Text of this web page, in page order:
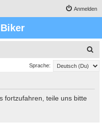
Anmelden
u
Sprache:
fortzufahren, teile uns bitte